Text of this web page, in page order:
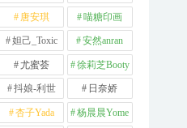
唐安琪 喵糖印画
妲己_Toxic 安然anran
尤蜜荟 徐莉芝Booty
抖娘-利世 日奈娇
杏子Yada 杨晨晨Yome